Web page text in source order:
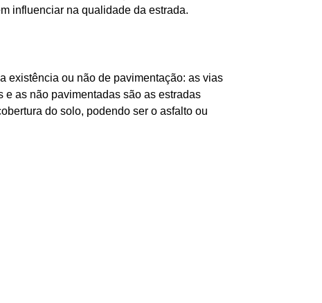
influenciar na qualidade da estrada.
existência ou não de pavimentação: as vias
as não pavimentadas são as estradas
do solo, podendo ser o asfalto ou